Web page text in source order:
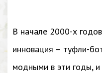
В начале 2000-х
инновация – туфли-
модными в эти годы,